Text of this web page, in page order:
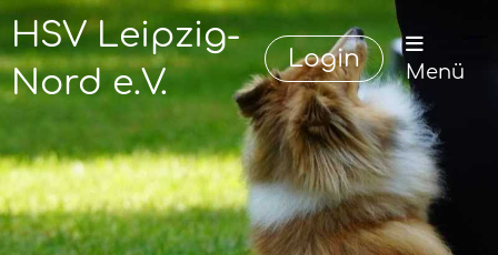
HSV Leipzig-
Nord e.V.
Login Menü